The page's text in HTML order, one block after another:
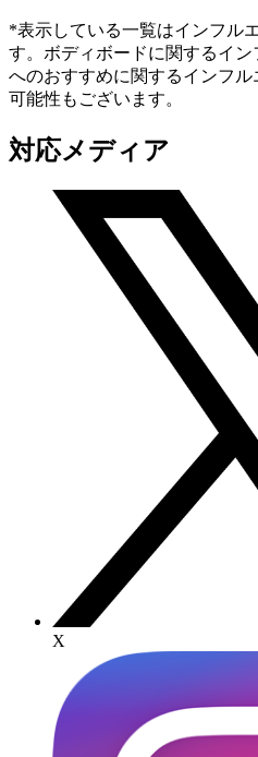
*表示している一覧はインフル
す。ボディボードに関するイ
へのおすすめに関するインフ
可能性もございます。
対応メディア
X